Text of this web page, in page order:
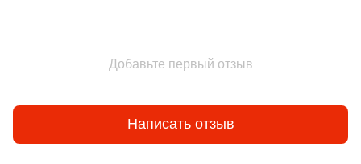
Добавьте первый отзыв
Написать отзыв